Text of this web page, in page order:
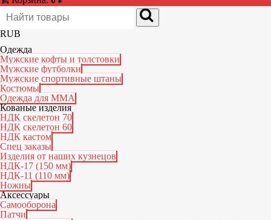
RUB
Одежда
Мужские кофты и толстовки
Мужские футболки
Мужские спортивные штаны
Костюмы
Одежда для ММА
Кованые изделия
НДК скелетон 70
НДК скелетон 60
НДК кастом
Спец заказы
Изделия от наших кузнецов
НДК-17 (150 мм)
НДК-11 (110 мм)
Ножны
Аксессуары
Самооборона
Патчи